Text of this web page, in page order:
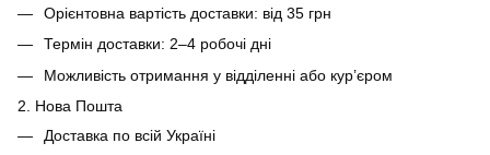
Орієнтовна вартість доставки: від 35 грн
Термін доставки: 2–4 робочі дні
Можливість отримання у відділенні або кур’єром
2. Нова Пошта
Доставка по всій Україні